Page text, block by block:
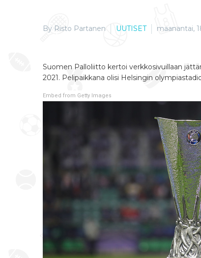
By Risto Partanen UUTISET maanantai,
Suomen Palloliitto kertoi verkkosivuillaan
2021. Pelipaikkana olisi Helsingin
Embed from Getty Images